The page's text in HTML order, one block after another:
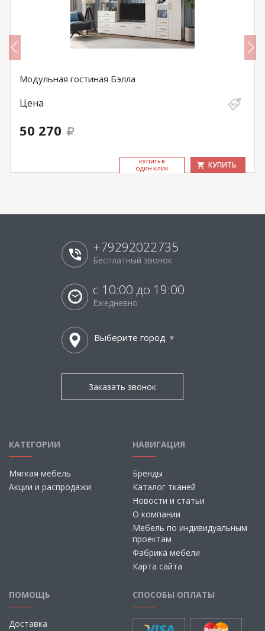
Модульная гостиная Бэлла
Цена
50 270
КУ­ПИТЬ В
ОДИН КЛИК
КУПИТЬ
+79292022735
Бесплатный звонок
с 10:00 до 19:00
Ежедневно
Выберите город
Заказать звонок
КАТЕГОРИИ
Мягкая мебель
Акции и распродажи
НАВИГАЦИЯ
Бренды
Каталог тканей
Новости и статьи
О компании
Мебель по индивидуальным
проектам
Фабрика мебели
Карта сайта
ПОМОЩЬ
Доставка
СПОСОБЫ ОПЛАТЫ